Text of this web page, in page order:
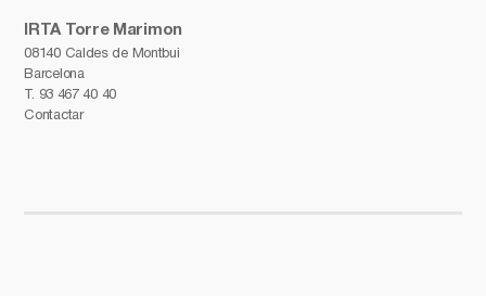
IRTA Torre Marimon
08140 Caldes de Montbui
Barcelona
T. 93 467 40 40
Contactar